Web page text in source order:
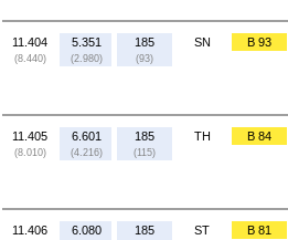
11.404
(8.440)
5.351
(2.980)
185
(93)
SN B 93
11.405
(8.010)
6.601
(4.216)
185
(115)
TH B 84
11.406 6.080 185 ST B 81